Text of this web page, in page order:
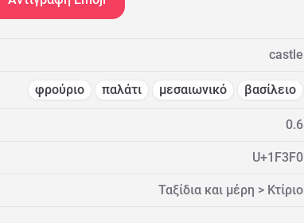
castle
φρούριο παλάτι μεσαιωνικό βασίλειο
0.6
U+1F3F0
Ταξίδια και μέρη > Κτίριο